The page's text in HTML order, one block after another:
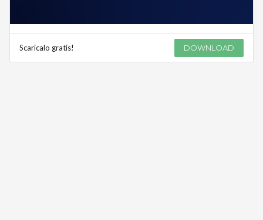
Scaricalo gratis! DOWNLOAD